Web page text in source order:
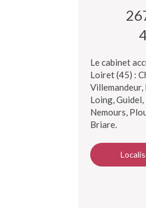
Le cabinet
Loiret (45) :
Loing,
Nemours,
Briare.